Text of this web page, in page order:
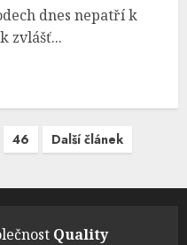
dnes nepatří k
zvlášť...
46 Další článek
Quality